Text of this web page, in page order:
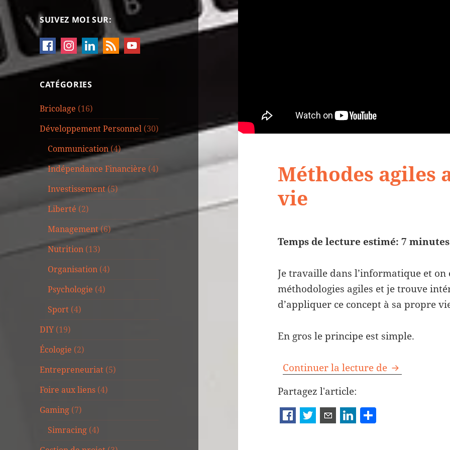
SUIVEZ MOI SUR:
CATÉGORIES
Bricolage (16)
Développement Personnel (30)
Communication(4)
Indépendance Financière (4)
Investissement (5)
Liberté (2)
Management(6)
Nutrition (13)
Organisation (4)
Psychologie (4)
Sport (4)
DIY (19)
Écologie (2)
Entrepreneuriat (5)
Foire aux liens (4)
Gaming (7)
Simracing (4)
Méthodes agiles
vie
Temps de lecture estimé: 7 minutes
Je travaille dans l’informatique et
méthodologies agiles et je trouve
d’appliquer ce concept à sa propre
En gros le principe est simple.
Continuer la lecture de Méthodes
Partagez l'article: